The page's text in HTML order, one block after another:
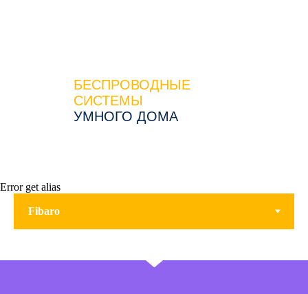
БЕСПРОВОДНЫЕ
СИСТЕМЫ
УМНОГО ДОМА
Error get alias